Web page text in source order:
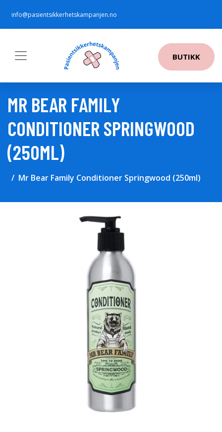
info@pasientsikkerhetskampanjen.no
BUTIKK
MR BEAR FAMILY
CONDITIONER SPRINGWOOD
(250ML)
Mr Bear Family Conditioner Springwood (250ml)